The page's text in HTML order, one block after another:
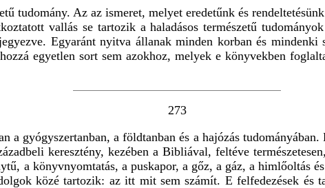
tudomány. Az az ismeret, melyet eredetűnk és
vallás se tartozik a haladásos természetű
Egyaránt nyitva állanak minden korban és
egyetlen sort sem azokhoz, melyek e könyvekben
273
a gyógyszertanban, a földtanban és a hajózás
keresztény, kezében a Bibliával, feltéve
a könyvnyomtatás, a puskapor, a gőz, a gáz, a himlőoltás
közé tartozik: az itt mit sem számít. E felfedezések és